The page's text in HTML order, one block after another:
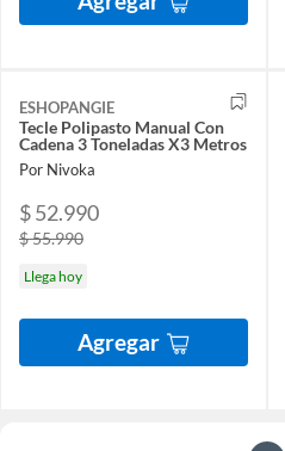
ESHOPANGIE
Tecle Polipasto Manual Con
Cadena 3 Toneladas X3 Metros
Por Nivoka
$ 52.990
$ 55.990
Llega hoy
Agregar